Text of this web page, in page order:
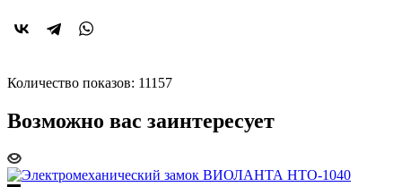
Количество показов: 11157
Возможно вас заинтересует